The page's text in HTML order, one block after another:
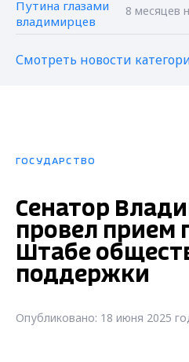
8 месяцев
Смотреть новости
ГОСУДАРСТВО
Сенатор
провел прием
Штабе
поддержки
Опубликовано: 18 июня 2025